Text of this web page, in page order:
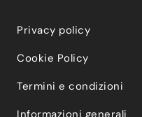
Privacy policy
Cookie Policy
Termini e condizioni
Informazioni generali